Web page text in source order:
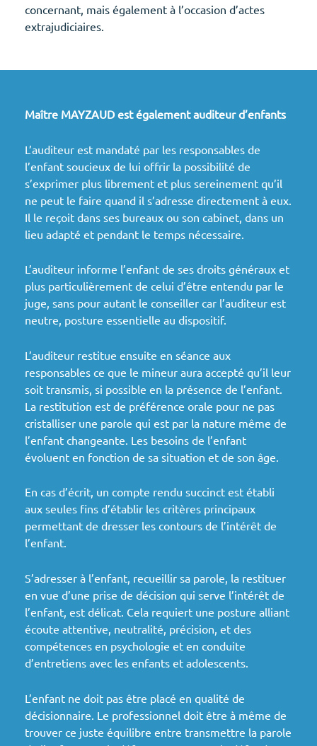
concernant, mais également à l’occasion d’actes
extrajudiciaires.
Maître MAYZAUD est également auditeur d’enfants
L’auditeur est mandaté par les responsables de
l’enfant soucieux de lui offrir la possibilité de
s’exprimer plus librement et plus sereinement qu’il
ne peut le faire quand il s’adresse directement à eux.
Il le reçoit dans ses bureaux ou son cabinet, dans un
lieu adapté et pendant le temps nécessaire.
L’auditeur informe l’enfant de ses droits généraux et
plus particulièrement de celui d’être entendu par le
juge, sans pour autant le conseiller car l’auditeur est
neutre, posture essentielle au dispositif.
L’auditeur restitue ensuite en séance aux
responsables ce que le mineur aura accepté qu’il leur
soit transmis, si possible en la présence de l’enfant.
La restitution est de préférence orale pour ne pas
cristalliser une parole qui est par la nature même de
l’enfant changeante. Les besoins de l’enfant
évoluent en fonction de sa situation et de son âge.
En cas d’écrit, un compte rendu succinct est établi
aux seules fins d’établir les critères principaux
permettant de dresser les contours de l’intérêt de
l’enfant.
S’adresser à l’enfant, recueillir sa parole, la restituer
en vue d’une prise de décision qui serve l’intérêt de
l’enfant, est délicat. Cela requiert une posture alliant
écoute attentive, neutralité, précision, et des
compétences en psychologie et en conduite
d’entretiens avec les enfants et adolescents.
L’enfant ne doit pas être placé en qualité de
décisionnaire. Le professionnel doit être à même de
trouver ce juste équilibre entre transmettre la parole